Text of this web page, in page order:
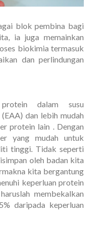
blok pembina bagi
ia juga memainkan
biokimia termasuk
dan perlindungan
dalam susu
dan lebih mudah
protein lain . Dengan
yang mudah untuk
tinggi. Tidak seperti
oleh badan kita
kita bergantung
keperluan protein
membekalkan
daripada keperluan